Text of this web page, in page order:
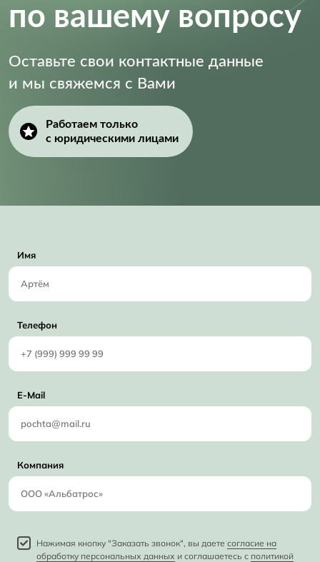
по вашему вопросу
Оставьте свои контактные данные
и мы свяжемся с Вами
Работаем только
с юридическими лицами
Имя
Телефон
E-Mail
Компания
Нажимая кнопку "Заказать звонок", вы даете согласие на
обработку персональных данных и соглашаетесь с политикой